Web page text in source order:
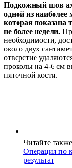
Подкожный шов
одной из
которая показана
не более недели.
необходимости,
около двух
отверстие
проколы на 4-6 см
пяточной кости.
Читайте
Операция по
результат